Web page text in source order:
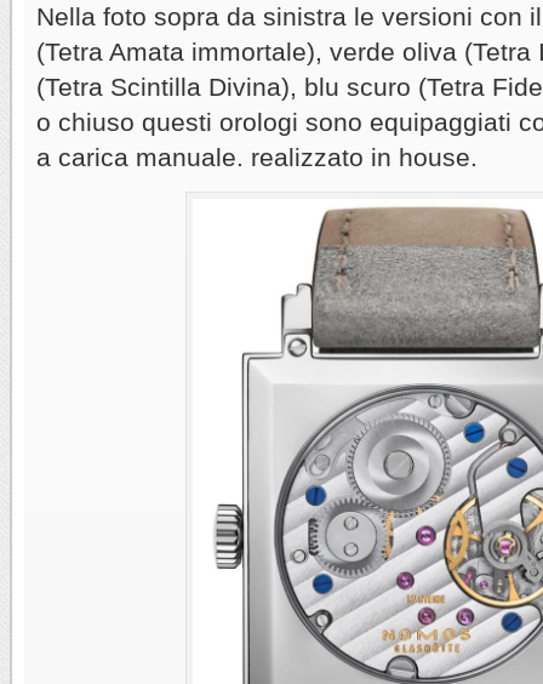
Nella foto sopra da sinistra le versioni con
(Tetra Amata immortale), verde oliva
(Tetra Scintilla Divina), blu scuro (Tetra
o chiuso questi orologi sono equipaggiati
a carica manuale. realizzato in house.